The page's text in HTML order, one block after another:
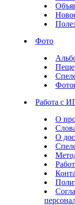
Фото
Работа с
О
О